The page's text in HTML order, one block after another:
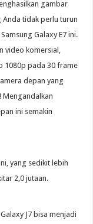
gambar
Anda tidak perlu turun
Galaxy E7 ini.
video komersial,
1080p pada 30 frame
depan yang
Mengandalkan
ini semakin
yang sedikit lebih
2,0 jutaan.
J7 bisa menjadi